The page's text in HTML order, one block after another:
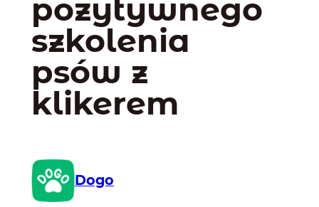
pozytywnego
szkolenia
psów z
klikerem
Dogo